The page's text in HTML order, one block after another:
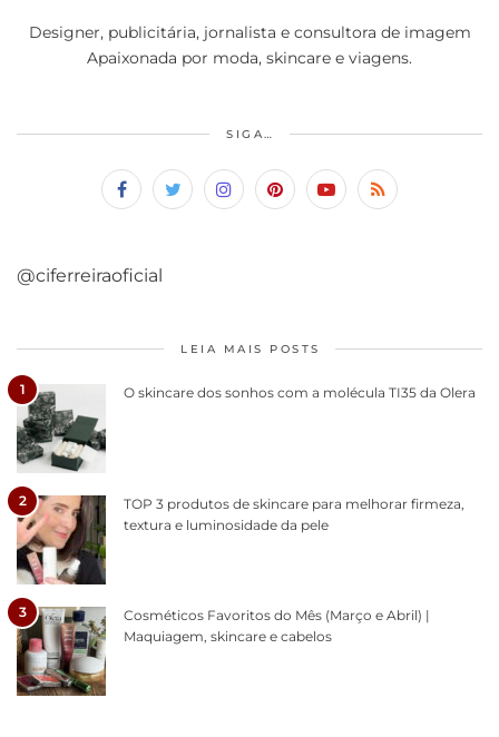
Designer, publicitária, jornalista e consultora de imagem
Apaixonada por moda, skincare e viagens.
SIGA…
@ciferreiraoficial
LEIA MAIS POSTS
1 O skincare dos sonhos com a molécula TI35 da Olera
2
TOP 3 produtos de skincare para melhorar firmeza,
textura e luminosidade da pele
3
Cosméticos Favoritos do Mês (Março e Abril) |
Maquiagem, skincare e cabelos